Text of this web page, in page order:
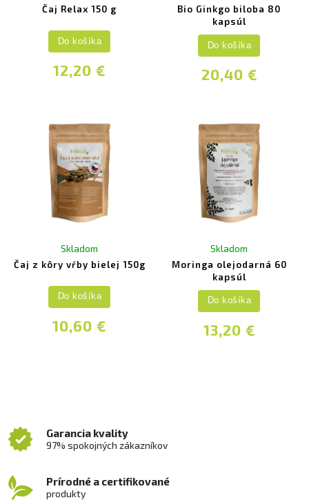
Čaj Relax 150 g
12,20 €
Do košíka
Bio Ginkgo biloba 80
kapsúl
20,40 €
Do košíka
Čaj z kôry vŕby bielej 150g
Skladom
10,60 €
Do košíka
Moringa olejodarná 60
kapsúl
Skladom
13,20 €
Do košíka
Garancia kvality
97% spokojných zákazníkov
Prírodné a certifikované
produkty